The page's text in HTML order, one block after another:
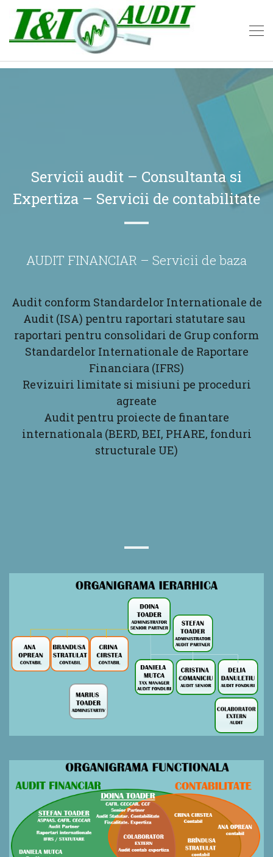
Servicii audit – Consultanta si
Expertiza – Servicii de contabilitate
AUDIT FINANCIAR – Servicii de baza
Audit conform Standardelor Internationale de
Audit (ISA) pentru raportari statutare sau
raportari pentru consolidari de Grup conform
Standardelor Internationale de Raportare
Financiara (IFRS)
Revizuiri limitate si misiuni pe proceduri
agreate
Audit pentru proiecte de finantare
internationala (BERD, BEI, PHARE, fonduri
structurale UE)